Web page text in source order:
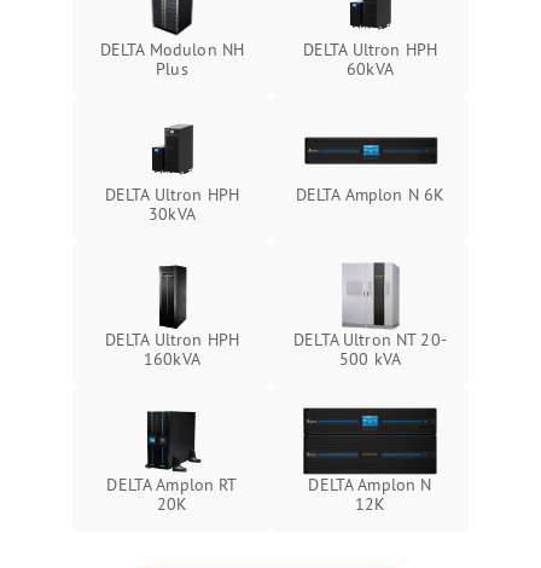
Неисправность системы
Подробнее →
Неисправность системы
1500 ₽ Подробнее →
Повреждение внутренних
Подробнее →
Неисправность системы
Подробнее →
Поломка системы защиты
1000 ₽ Подробнее →
Неисправность системы
DELTA Modulon NH
Plus
DELTA Ultron HPH
60kVA
DELTA Ultron HPH
30kVA
DELTA Amplon N 6K
DELTA Ultron HPH
160kVA
DELTA Ultron NT 20-
500 kVA
DELTA Amplon RT
20K
DELTA Amplon N
12K